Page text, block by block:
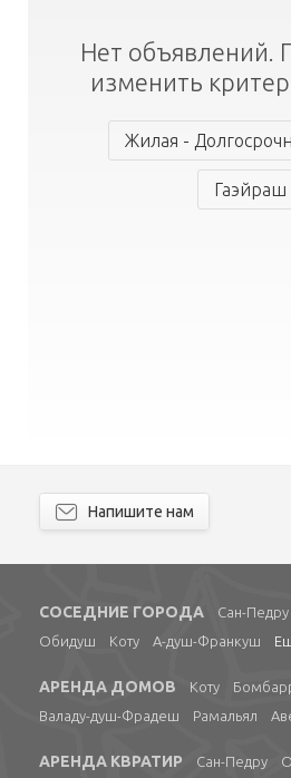
Нет объявлений.
изменить
Жилая -
Гаэйраш
Напишите нам
СОСЕДНИЕ ГОРОДА Сан-Педру
Обидуш
Коту А-душ-Франкуш
АРЕНДА ДОМОВ Коту
Валаду-душ-Фрадеш
Рамальял
АРЕНДА КВРАТИР Сан-Педру